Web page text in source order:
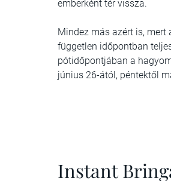
emberként tér vissza.
Mindez más azért is, mert
független időpontban
pótidőpontjában a
június 26-ától, péntektől
Instant